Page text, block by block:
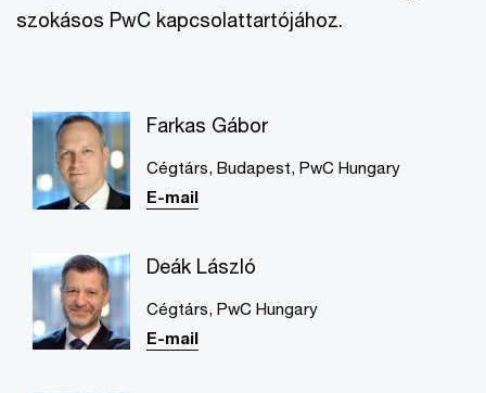
szokásos PwC kapcsolattartójához.
Farkas Gábor
Cégtárs, Budapest, PwC Hungary
E-mail
Deák László
Cégtárs, PwC Hungary
E-mail